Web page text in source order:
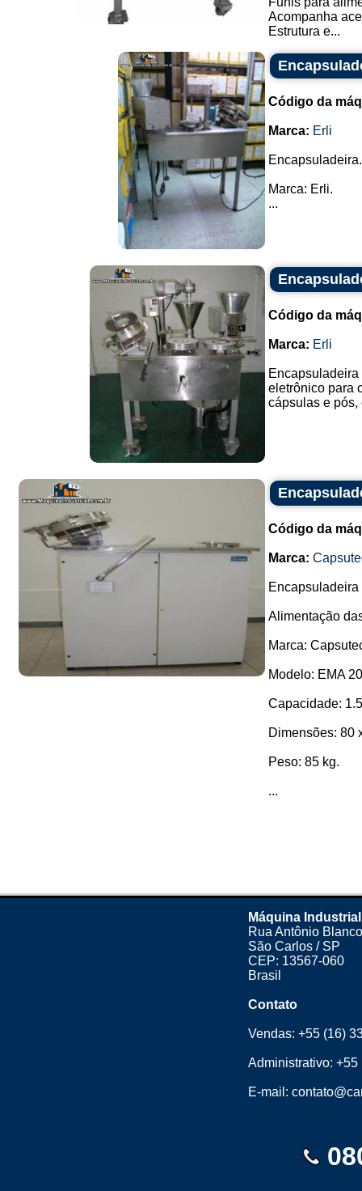
Acompanha
Estrutura e...
Código da
Marca: Erli
Encapsuladeira.
Marca: Erli.
...
Código da
Marca: Erli
eletrônico para
cápsulas e pós,
Código da
Marca:
Alimentação
Marca:
Modelo: EMA
Capacidade:
Dimensões: 80
Peso: 85 kg.
...
Máquina Industrial
Rua Antônio
São Carlos / SP
CEP: 13567-060
Brasil
Contato
Vendas:+55 (16)
Administrativo:+55
E-mail: